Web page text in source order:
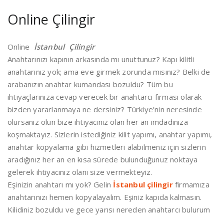
Online Çilingir
Online İstanbul Çilingir
Anahtarınızı kapının arkasında mı unuttunuz? Kapı kilitli
anahtarınız yok; ama eve girmek zorunda mısınız? Belki de
arabanızın anahtar kumandası bozuldu? Tüm bu
ihtiyaçlarınıza cevap verecek bir anahtarcı firması olarak
bizden yararlanmaya ne dersiniz? Türkiye’nin neresinde
olursanız olun bize ihtiyacınız olan her an imdadınıza
koşmaktayız. Sizlerin istediğiniz kilit yapımı, anahtar yapımı,
anahtar kopyalama gibi hizmetleri alabilmeniz için sizlerin
aradığınız her an en kısa sürede bulunduğunuz noktaya
gelerek ihtiyacınız olanı size vermekteyiz.
Eşinizin anahtarı mı yok? Gelin İstanbul çilingirfirmamıza
anahtarınızı hemen kopyalayalım. Eşiniz kapıda kalmasın.
Kilidiniz bozuldu ve gece yarısı nereden anahtarcı bulurum